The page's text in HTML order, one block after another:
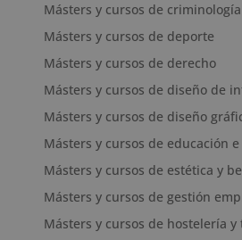
Másters y cursos de criminología
Másters y cursos de deporte
Másters y cursos de derecho
Másters y cursos de diseño de
Másters y cursos de diseño
Másters y cursos de educación
Másters y cursos de estética y
Másters y cursos de gestión
Másters y cursos de hostelería y